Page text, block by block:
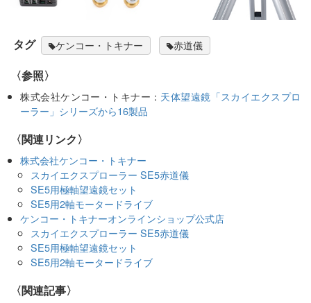
タグ ケンコー・トキナー 赤道儀
〈参照〉
株式会社ケンコー・トキナー： 天体望遠鏡「スカイエクスプロ
ーラー」シリーズから16製品
〈関連リンク〉
株式会社ケンコー・トキナー
スカイエクスプローラー SE5赤道儀
SE5用極軸望遠鏡セット
SE5用2軸モータードライブ
ケンコー・トキナーオンラインショップ公式店
スカイエクスプローラー SE5赤道儀
SE5用極軸望遠鏡セット
SE5用2軸モータードライブ
関連記事